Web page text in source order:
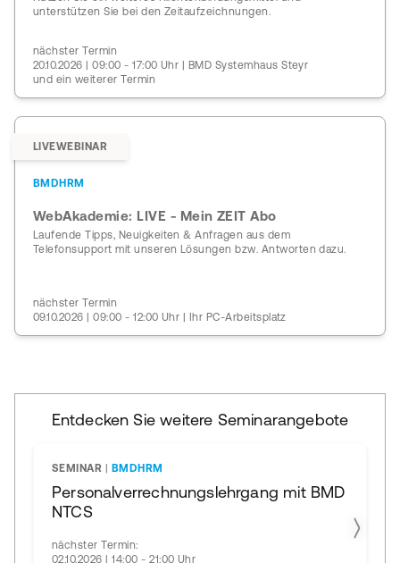
unterstützen Sie bei den Zeitaufzeichnungen.
nächster Termin
20.10.2026 | 09:00 - 17:00 Uhr | BMD Systemhaus Steyr
und ein weiterer Termin
LIVEWEBINAR
BMDHRM
WebAkademie: LIVE - Mein ZEIT Abo
Laufende Tipps, Neuigkeiten & Anfragen aus dem
Telefonsupport mit unseren Lösungen bzw. Antworten dazu.
nächster Termin
09.10.2026 | 09:00 - 12:00 Uhr | Ihr PC-Arbeitsplatz
Entdecken Sie weitere Seminarangebote
SEMINAR BMDHRM
Personalverrechnungslehrgang mit BMD
NTCS
nächster Termin:
02.10.2026 | 14:00 - 21:00 Uhr